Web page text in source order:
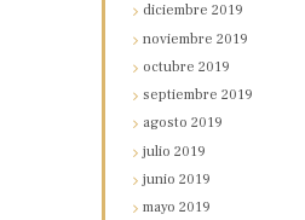
diciembre2019
noviembre2019
octubre2019
septiembre2019
agosto2019
julio2019
junio2019
mayo2019